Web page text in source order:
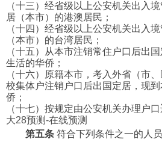
（十三）经省级以上公安机关出入
居（本市）的港澳居民；
（十四）经省级以上公安机关出入
（本市）的台湾居民；
（十五）从本市注销常住户口后出
生活的华侨；
（十六）原籍本市，考入外省（市
校集体户注销户口后出国定居，现
侨；
（十七）按规定由公安机关办理户口
大28预测-在线预测
第五条 符合下列条件之一的人